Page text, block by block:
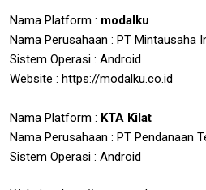
Nama Platform : modalku
Nama Perusahaan : PT Mintausaha
Sistem Operasi : Android
Website : https://modalku.co.id
Nama Platform : KTA Kilat
Nama Perusahaan : PT Pendanaan
Sistem Operasi : Android